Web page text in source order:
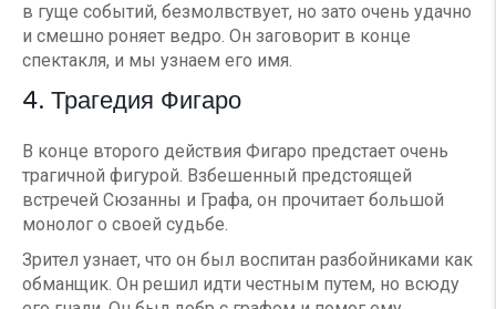
в гуще событий, безмолвствует, но зато очень удачно
и смешно роняет ведро. Он заговорит в конце
спектакля, и мы узнаем его имя.
4. Трагедия Фигаро
В конце второго действия Фигаро предстает очень
трагичной фигурой. Взбешенный предстоящей
встречей Сюзанны и Графа, он прочитает большой
монолог о своей судьбе.
Зрител узнает, что он был воспитан разбойниками как
обманщик. Он решил идти честным путем, но всюду